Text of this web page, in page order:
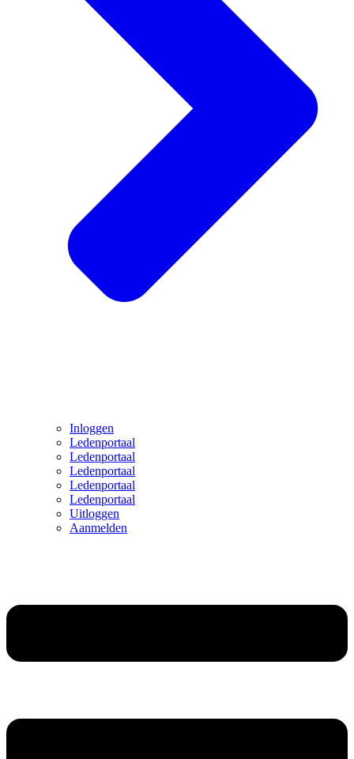
Inloggen
Ledenportaal
Ledenportaal
Ledenportaal
Ledenportaal
Ledenportaal
Uitloggen
Aanmelden